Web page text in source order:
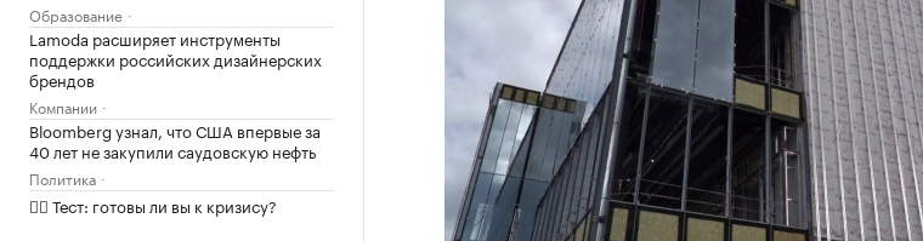
Образование
Lamoda расширяет инструменты
поддержки российских дизайнерских
брендов
Компании
Bloomberg узнал, что США впервые за
40 лет не закупили саудовскую нефть
Политика
✍🏻 Тест: готовы ли вы к кризису?